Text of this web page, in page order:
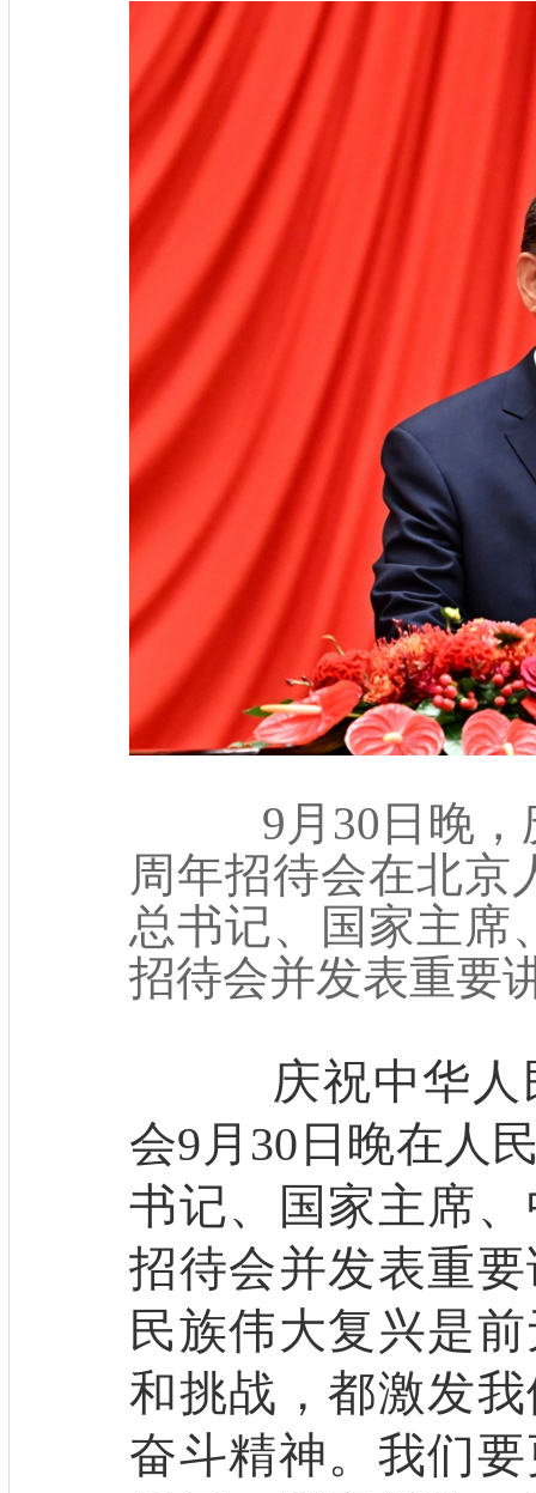
9月30日晚，
周年招待会在北京
总书记、国家主席
招待会并发表重要
庆祝中华人
会9月30日晚在人
书记、国家主席
招待会并发表重
民族伟大复兴是
和挑战，都激发
奋斗精神。我们